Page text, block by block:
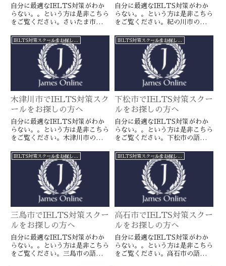
自分に最適なIELTS対策がわか
らない。。という方は是非こちら
をご覧ください。さいたま市の語
オンラインのIELTS対策ならよ
り確実に目標達成が近づきます。
海外留学や移住をお考えの方や国
内大学受験を有利に進めたい方に
自分に最適なIELTS対策がわか
らない。。という方は是非こちら
をご覧ください。紀の川市の語学
ンラインのIELTS対策ならより
確実に目標達成が近づきます。海
外留学や移住をお考えの方や国内
大学受験を有利に進めたい方に是
IELTS対策スクールをお探しの方へ
木津川市でIELTS対策スク
ールをお探しの方へ
自分に最適なIELTS対策がわか
らない。。という方は是非こちら
をご覧ください。木津川市の語学
ンラインのIELTS対策ならより
確実に目標達成が近づきます。海
外留学や移住をお考えの方や国内
大学受験を有利に進めたい方に是
IELTS対策スクールをお探しの方へ
下松市でIELTS対策スクー
ルをお探しの方へ
自分に最適なIELTS対策がわか
らない。。という方は是非こちら
をご覧ください。下松市の語学ス
ラインのIELTS対策ならより確
実に目標達成が近づきます。海外
留学や移住をお考えの方や国内大
学受験を有利に進めたい方に是
IELTS対策スクールをお探しの方へ
三島市でIELTS対策スクー
ルをお探しの方へ
自分に最適なIELTS対策がわか
らない。。という方は是非こちら
をご覧ください。三島市の語学ス
IELTS対策スクールをお探しの方へ
高石市でIELTS対策スクー
ルをお探しの方へ
自分に最適なIELTS対策がわか
らない。。という方は是非こちら
をご覧ください。高石市の語学ス